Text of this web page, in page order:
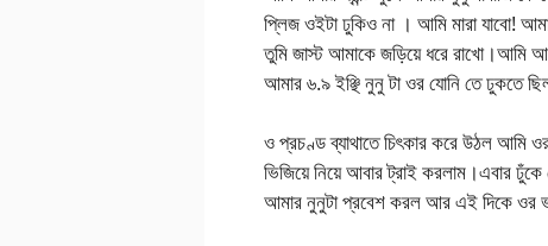
প্লিজ ওইটা ঢুকিও না । আমি মারা যাবো!
তুমি জাস্ট আমাকে জড়িয়ে ধরে রাখো।আমি
আমার ৬.৯ ইঞ্ছি নুনু টা ওর যোনি তে
ও প্রচণ্ড ব্যাথাতে চিৎকার করে উঠল আমি
ভিজিয়ে নিয়ে আবার ট্রাই করলাম।এবার
আমার নুনুটা প্রবেশ করল আর এই দিকে ওর